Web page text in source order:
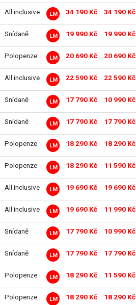
All inclusive LM 34 190 Kč 34 190 Kč
Snídaně LM 19 990 Kč 19 990 Kč
Polopenze LM 20 690 Kč 20 690 Kč
All inclusive LM 22 590 Kč 22 590 Kč
Snídaně LM 17 790 Kč 10 990 Kč
Snídaně LM 17 790 Kč 17 790 Kč
Polopenze LM 18 290 Kč 18 290 Kč
Polopenze LM 18 290 Kč 11 590 Kč
All inclusive LM 19 690 Kč 19 690 Kč
All inclusive LM 19 690 Kč 11 990 Kč
Snídaně LM 17 790 Kč 10 990 Kč
Snídaně LM 17 790 Kč 17 790 Kč
Polopenze LM 18 290 Kč 11 590 Kč
Polopenze LM 18 290 Kč 18 290 Kč